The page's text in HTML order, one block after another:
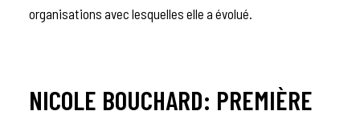
organisations avec lesquelles elle a évolué.
NICOLE BOUCHARD: PREMIÈRE